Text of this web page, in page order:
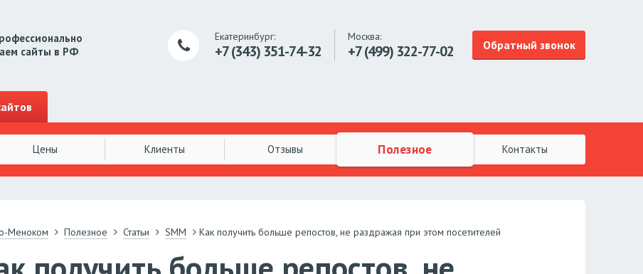
сайты в РФ
Екатеринбург:
+7 (343) 351-74-32
Москва:
+7 (499) 322-77-02 Обратный звонок
Цены Клиенты Отзывы Полезное Контакты
Меноком Полезное Статьи SMM Как получить больше репостов, не раздражая при этом посетителей